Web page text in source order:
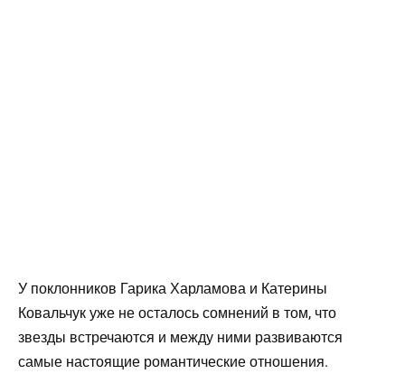
У поклонников Гарика Харламова и Катерины
Ковальчук уже не осталось сомнений в том, что
звезды встречаются и между ними развиваются
самые настоящие романтические отношения.